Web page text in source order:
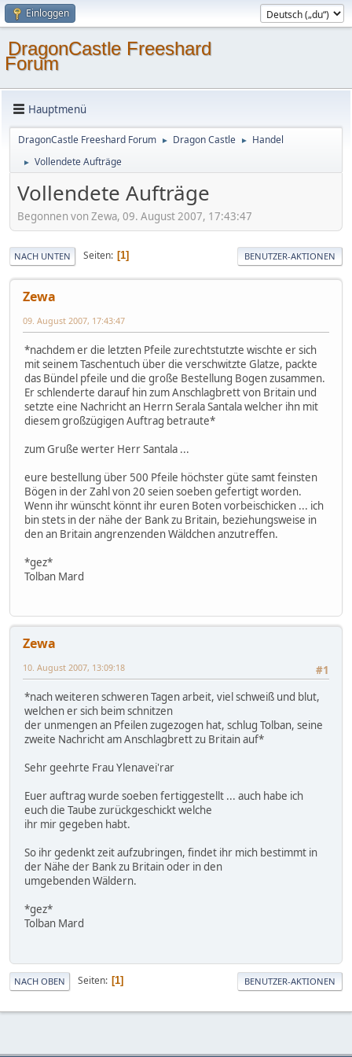
Einloggen
DragonCastle Freeshard
Forum
Hauptmenü
DragonCastle Freeshard Forum ► Dragon Castle ► Handel
► Vollendete Aufträge
Vollendete Aufträge
Begonnen von Zewa, 09. August 2007, 17:43:47
NACH UNTEN Seiten 1 BENUTZER-AKTIONEN
Zewa
09. August 2007, 17:43:47
*nachdem er die letzten Pfeile zurechtstutzte wischte er sich
mit seinem Taschentuch über die verschwitzte Glatze, packte
das Bündel pfeile und die große Bestellung Bogen zusammen.
Er schlenderte darauf hin zum Anschlagbrett von Britain und
setzte eine Nachricht an Herrn Serala Santala welcher ihn mit
diesem großzügigen Auftrag betraute*
zum Gruße werter Herr Santala ...
eure bestellung über 500 Pfeile höchster güte samt feinsten
Bögen in der Zahl von 20 seien soeben gefertigt worden.
Wenn ihr wünscht könnt ihr euren Boten vorbeischicken ... ich
bin stets in der nähe der Bank zu Britain, beziehungsweise in
den an Britain angrenzenden Wäldchen anzutreffen.
*gez*
Tolban Mard
Zewa
#1
10. August 2007, 13:09:18
*nach weiteren schweren Tagen arbeit, viel schweiß und blut,
welchen er sich beim schnitzen
der unmengen an Pfeilen zugezogen hat, schlug Tolban, seine
zweite Nachricht am Anschlagbrett zu Britain auf*
Sehr geehrte Frau Ylenavei'rar
Euer auftrag wurde soeben fertiggestellt ... auch habe ich
euch die Taube zurückgeschickt welche
ihr mir gegeben habt.
So ihr gedenkt zeit aufzubringen, findet ihr mich bestimmt in
der Nähe der Bank zu Britain oder in den
umgebenden Wäldern.
*gez*
Tolban Mard
NACH OBEN Seiten 1 BENUTZER-AKTIONEN